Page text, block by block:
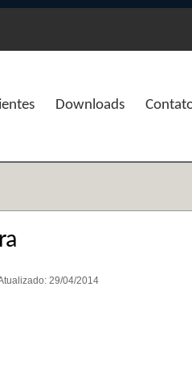
Downloads
29/04/2014